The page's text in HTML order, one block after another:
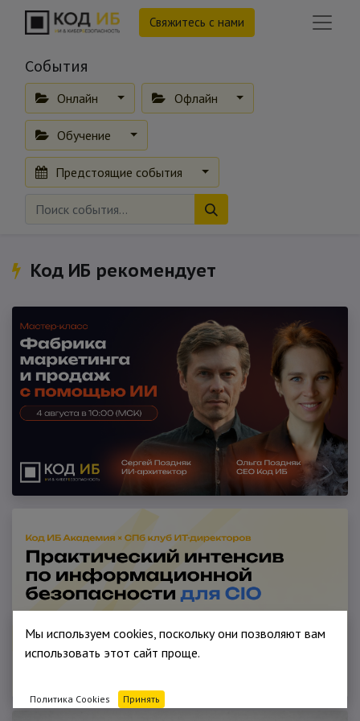
Свяжитесь с нами
События
Онлайн Офлайн
Обучение
Предстоящие события
Код ИБ рекомендует
Мы используем cookies, поскольку они позволяют вам
использовать этот сайт проще.
Политика Cookies Принять